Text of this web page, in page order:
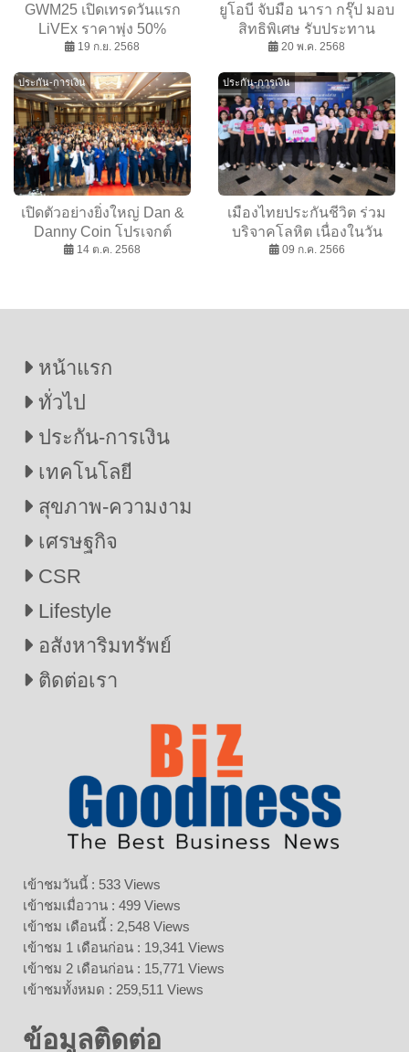
GWM25 เปิดเทรดวันแรก
LiVEx ราคาพุ่ง 50%
สะท้อนความเชื่อมั่นนัก
mai
19 ก.ย. 2568
ยูโอบี จับมือ นารา กรุ๊ป มอบ
สิทธิพิเศษ รับประทาน
อาหารตลอดปี
20 พ.ค. 2568
ประกัน-การเงิน
เปิดตัวอย่างยิ่งใหญ่ Dan &
Danny Coin โปรเจกต์
อนาคต พาชุมชนสู่โลกการ
14 ต.ค. 2568
ประกัน-การเงิน
เมืองไทยประกันชีวิต ร่วม
บริจาคโลหิต เนื่องในวัน
ประกันชีวิตแห่งชาติ ครั้งที่
09 ก.ค. 2566
หน้าแรก
ทั่วไป
ประกัน-การเงิน
เทคโนโลยี
สุขภาพ-ความงาม
เศรษฐกิจ
CSR
Lifestyle
อสังหาริมทรัพย์
ติดต่อเรา
เข้าชมวันนี้ : 533 Views
เข้าชมเมื่อวาน : 499 Views
เข้าชม เดือนนี้ : 2,548 Views
เข้าชม 1 เดือนก่อน : 19,341 Views
เข้าชม 2 เดือนก่อน : 15,771 Views
เข้าชมทั้งหมด : 259,511 Views
ข้อมูลติดต่อ